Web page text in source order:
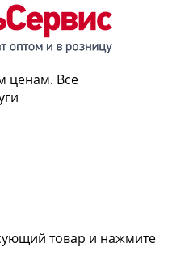
ценам. Все
товар и нажмите